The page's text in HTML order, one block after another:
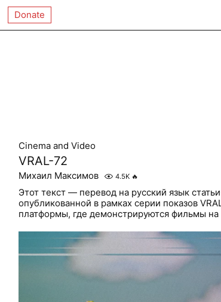
Donate
Cinema and Video
VRAL-72
Михаил Максимов 4.5K 🔥
Этот текст — перевод на русский язык
опубликованной в рамках серии показов
платформы, где демонстрируются фильмы на